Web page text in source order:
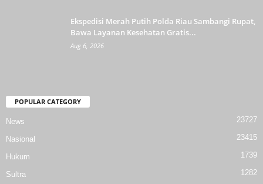
Ekspedisi Merah Putih Polda Riau Sambangi Rupat,
Bawa Layanan Kesehatan Gratis...
Aug 6, 2026
POPULAR CATEGORY
News 23727
Nasional 23415
Hukum 1739
Sultra 1282